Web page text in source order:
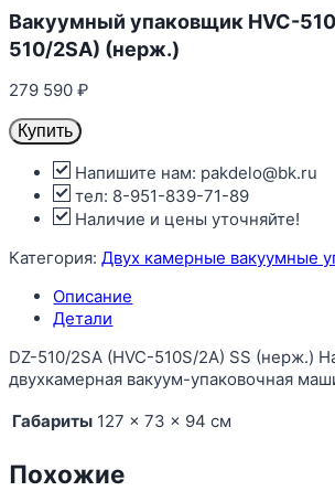
Вакуумный упаковщик HVC-
510/2SA) (нерж.)
279 590₽
Купить
Напишите нам: pakdelo@bk.ru
тел: 8-951-839-71-89
Наличие и цены уточняйте!
Категория:Двух камерные вакуумные
Описание
Детали
DZ-510/2SA (HVC-510S/2A) SS (нерж.)
двухкамерная вакуум-упаковочная
Габариты 127 × 73 × 94 см
Похожие